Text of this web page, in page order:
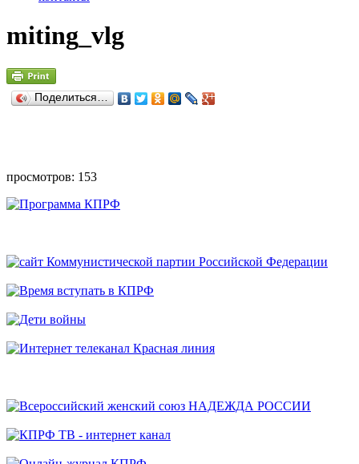
miting_vlg
Поделиться…
просмотров: 153